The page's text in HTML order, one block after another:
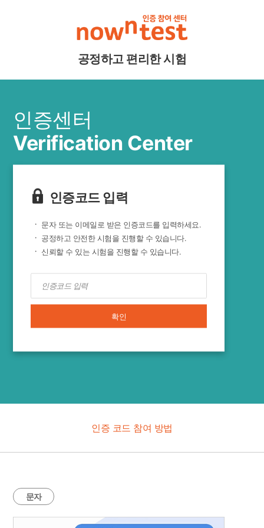
공정하고 편리한 시험
인증센터
Verification Center
인증코드 입력
ㆍ 문자 또는 이메일로 받은 인증코드를 입력하세요.
ㆍ 공정하고 안전한 시험을 진행할 수 있습니다.
ㆍ 신뢰할 수 있는 시험을 진행할 수 있습니다.
확인
인증 코드 참여 방법
문자